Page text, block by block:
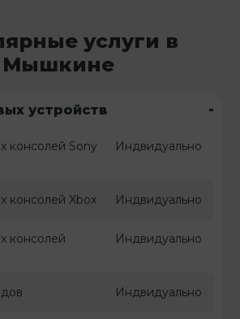
услуги в
Мышкине
устройств -
консолей Sony
Индвидуально
консолей Xbox Индвидуально
консолей
Индвидуально
Индвидуально